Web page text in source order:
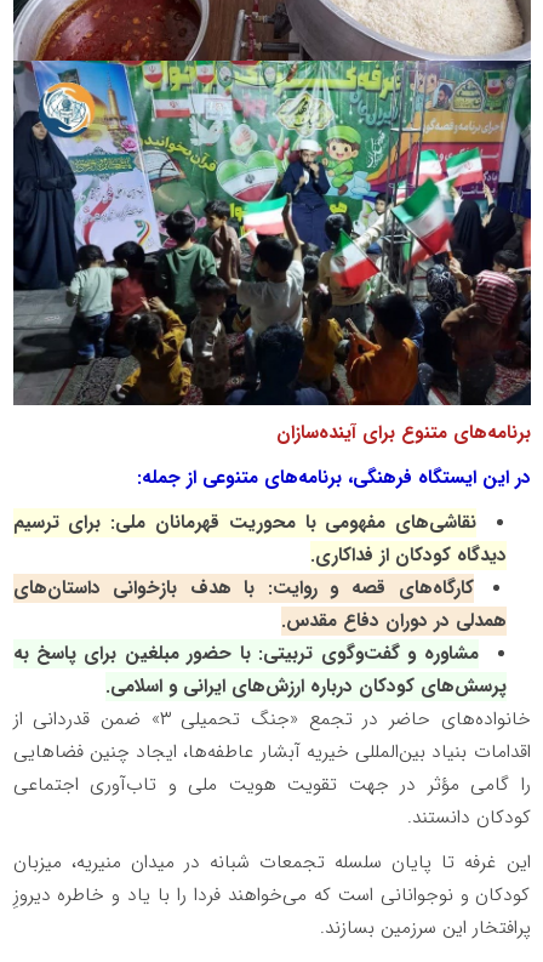
برنامه‌های متنوع برای آینده‌سازان
در این ایستگاه فرهنگی، برنامه‌های متنوعی از جمله:
نقاشی‌های مفهومی با محوریت قهرمانان ملی: برای ترسیم
دیدگاه کودکان از فداکاری.
کارگاه‌های قصه و روایت: با هدف بازخوانی داستان‌های
همدلی در دوران دفاع مقدس.
مشاوره و گفت‌وگوی تربیتی: با حضور مبلغین برای پاسخ به
پرسش‌های کودکان درباره ارزش‌های ایرانی و اسلامی.
خانواده‌های حاضر در تجمع «جنگ تحمیلی ۳» ضمن قدردانی از
اقدامات بنیاد بین‌المللی خیریه آبشار عاطفه‌ها، ایجاد چنین فضاهایی
را گامی مؤثر در جهت تقویت هویت ملی و تاب‌آوری اجتماعی
کودکان دانستند.
این غرفه تا پایان سلسله تجمعات شبانه در میدان منیریه، میزبان
کودکان و نوجوانانی است که می‌خواهند فردا را با یاد و خاطره دیروزِ
پرافتخار این سرزمین بسازند.